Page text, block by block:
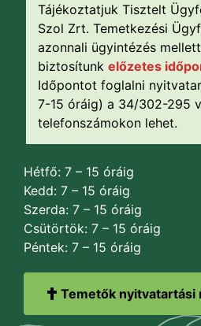
Tájékoztatjuk Tisztelt
Szol Zrt. Temetkezési
azonnali ügyintézés
biztosítunk előzetes
Időpontot foglalni
7-15 óráig) a 34/302-295
telefonszámokon lehet.
Hétfő: 7 – 15 óráig
Kedd: 7 – 15 óráig
Szerda: 7 – 15 óráig
Csütörtök: 7 – 15 óráig
Péntek: 7 – 15 óráig
Temetők nyitvatartási